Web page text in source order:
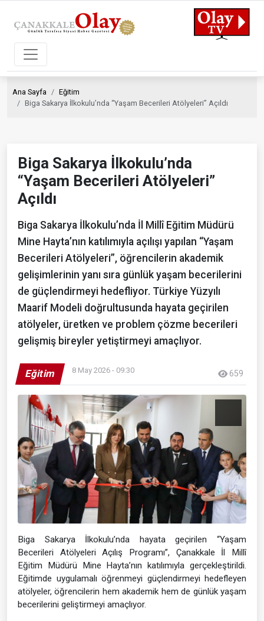
Ana Sayfa
Eğitim
Biga Sakarya İlkokulu’nda “Yaşam Becerileri Atölyeleri” Açıldı
Biga Sakarya İlkokulu’nda
“Yaşam Becerileri Atölyeleri”
Açıldı
Biga Sakarya İlkokulu’nda İl Millî Eğitim Müdürü
Mine Hayta’nın katılımıyla açılışı yapılan “Yaşam
Becerileri Atölyeleri”, öğrencilerin akademik
gelişimlerinin yanı sıra günlük yaşam becerilerini
de güçlendirmeyi hedefliyor. Türkiye Yüzyılı
Maarif Modeli doğrultusunda hayata geçirilen
atölyeler, üretken ve problem çözme becerileri
gelişmiş bireyler yetiştirmeyi amaçlıyor.
Eğitim 8 May 2026 - 09:30 659
Biga Sakarya İlkokulu’nda hayata geçirilen “Yaşam
Becerileri Atölyeleri Açılış Programı”, Çanakkale İl Millî
Eğitim Müdürü Mine Hayta’nın katılımıyla gerçekleştirildi.
Eğitimde uygulamalı öğrenmeyi güçlendirmeyi hedefleyen
atölyeler, öğrencilerin hem akademik hem de günlük yaşam
becerilerini geliştirmeyi amaçlıyor.